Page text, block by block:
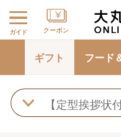
ガイド クーポン
ギフト フード